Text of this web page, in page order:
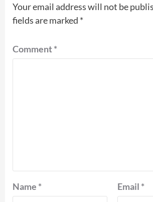
Your email address will not be
fields are marked *
Comment*
Name * Email *